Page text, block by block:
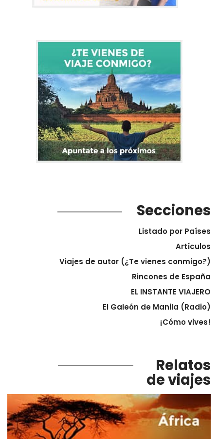
Secciones
Listado por Países
Artículos
Viajes de autor (¿Te vienes conmigo?)
Rincones de España
EL INSTANTE VIAJERO
El Galeón de Manila (Radio)
¡Cómo vives!
Relatos
de viajes